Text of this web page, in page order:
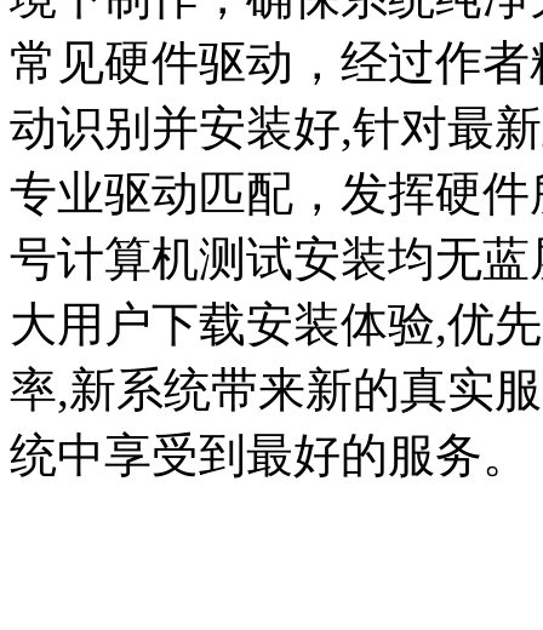
常见硬件驱动，经过作
动识别并安装好,针对最
专业驱动匹配，发挥硬
号计算机测试安装均无
大用户下载安装体验,优
率,新系统带来新的真实
统中享受到最好的服务。